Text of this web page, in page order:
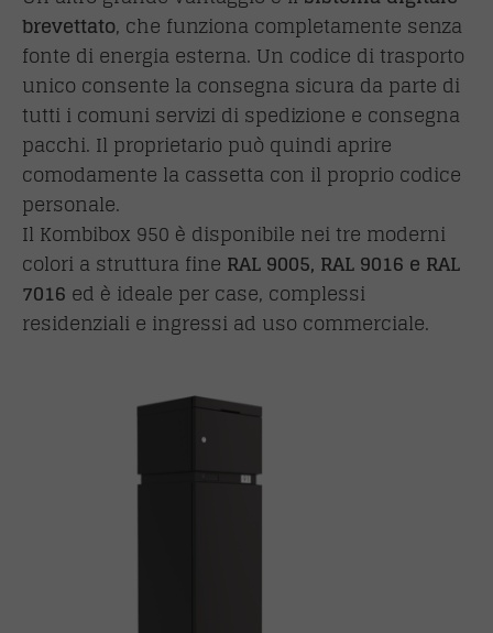
brevettato, che funziona completamente senza
fonte di energia esterna. Un codice di trasporto
unico consente la consegna sicura da parte di
tutti i comuni servizi di spedizione e consegna
pacchi. Il proprietario può quindi aprire
comodamente la cassetta con il proprio codice
personale.
Il Kombibox 950 è disponibile nei tre moderni
colori a struttura fine RAL 9005, RAL 9016 e RAL
7016 ed è ideale per case, complessi
residenziali e ingressi ad uso commerciale.